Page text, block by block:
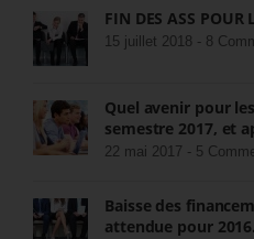
FIN DES ASS POUR
15 juillet 2018 - 8
Quel avenir pour
semestre 2017, et
22 mai 2017 - 5
Baisse des
attendue pour 2016.